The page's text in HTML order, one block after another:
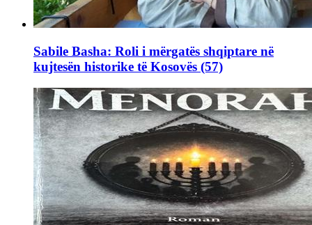
Sabile Basha: Roli i mërgatës shqiptare në
kujtesën historike të Kosovës (57)